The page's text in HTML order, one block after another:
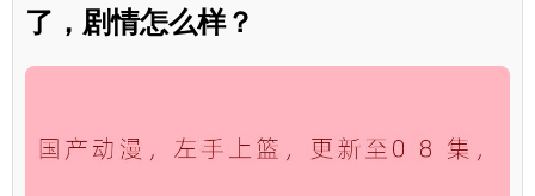
了，剧情怎么样？